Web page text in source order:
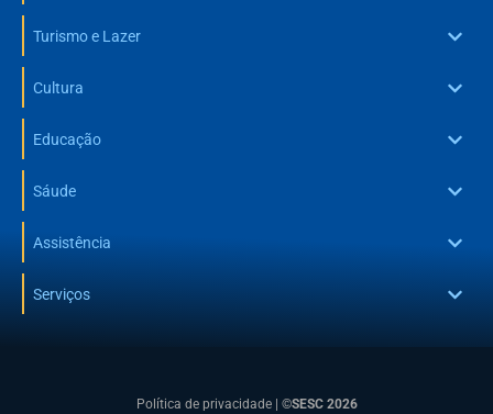
Turismo e Lazer
Cultura
Educação
Sáude
Assistência
Serviços
Política de privacidade| ©SESC 2026